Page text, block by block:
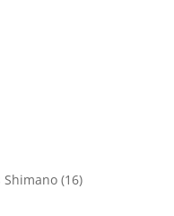
Shimano (16)